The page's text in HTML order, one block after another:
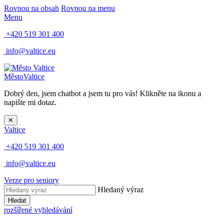
Rovnou na obsah Rovnou na menu
Menu
+420 519 301 400
info@valtice.eu
MěstoValtice
Dobrý den, jsem chatbot a jsem tu pro vás! Klikněte na ikonu a
napište mi dotaz.
✕
Valtice
+420 519 301 400
info@valtice.eu
Verze pro seniory
Hledaný výraz
Hledat
rozšířené vyhledávání